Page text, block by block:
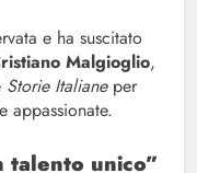
e ha suscitato
Malgioglio,
Storie Italianeper
talento unico”